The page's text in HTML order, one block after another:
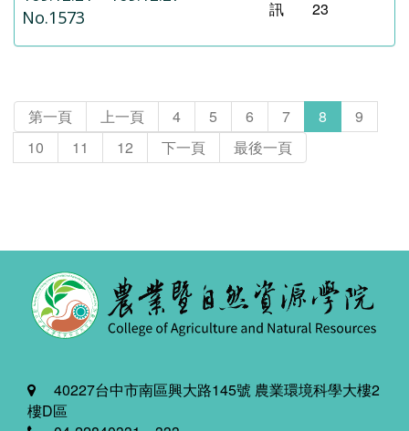
No.1573
訊
23
第一頁 上一頁 4 5 6 7 8
9
10
11 12 下一頁 最後一頁
40227台中市南區興大路145號 農業環境科學大樓2
樓D區